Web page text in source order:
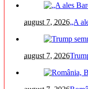
august 7, 2026„A
august 7, 2026